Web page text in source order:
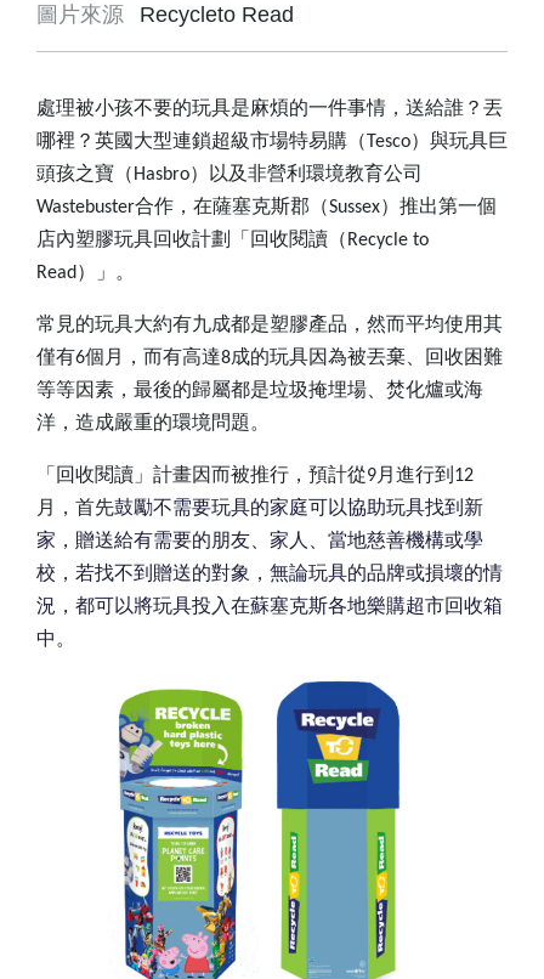
圖片來源
Recycleto Read
處理被小孩不要的玩具是麻煩的一件事情，送給誰？丟
哪裡？英國大型連鎖超級市場特易購（ Tesco）與玩具巨
頭孩之寶（ Hasbro）以及非營利環境教育公司
Wastebuster合作，在薩塞克斯郡（Sussex）推出第一個
店內塑膠玩具回收計劃「回收閱讀（ Recycle to
Read ）」。
常見的玩具大約有九成都是塑膠產品，然而平均使用其
僅有6個月，而有高達8成的玩具因為被丟棄、回收困難
等等因素，最後的歸屬都是垃圾掩埋場、焚化爐或海
洋，造成嚴重的環境問題。
「回收閱讀」計畫因而被推行，預計從9月進行到 12
月，首先鼓勵不需要玩具的家庭可以協助玩具找到新
家，贈送給有需要的朋友、家人、當地慈善機構或學
校，若找不到贈送的對象，無論玩具的品牌或損壞的情
況，都可以將玩具投入在蘇塞克斯各地樂購超市回收箱
中。